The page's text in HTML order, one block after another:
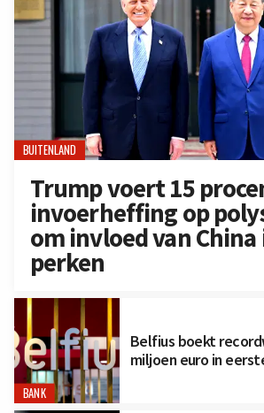
BUITENLAND
Trump voert 15
invoerheffing op
om invloed van China
perken
BANK
Belfius boekt
miljoen euro in